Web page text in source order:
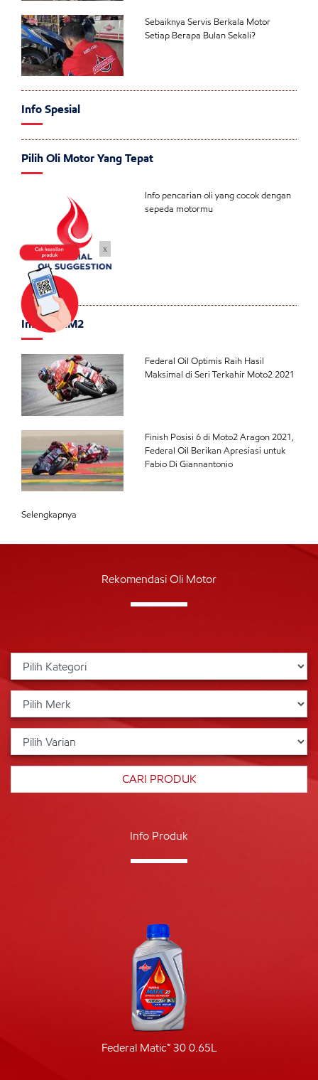
Sebaiknya Servis Berkala Motor
Setiap Berapa Bulan Sekali?
Info Spesial
Pilih Oli Motor Yang Tepat
Info pencarian oli yang cocok dengan
sepeda motormu
Info FOGM2
Federal Oil Optimis Raih Hasil
Maksimal di Seri Terkahir Moto2 2021
Finish Posisi 6 di Moto2 Aragon 2021,
Federal Oil Berikan Apresiasi untuk
Fabio Di Giannantonio
Selengkapnya
Rekomendasi Oli Motor
Info Produk
Federal Matic™ 30 0.65L
x